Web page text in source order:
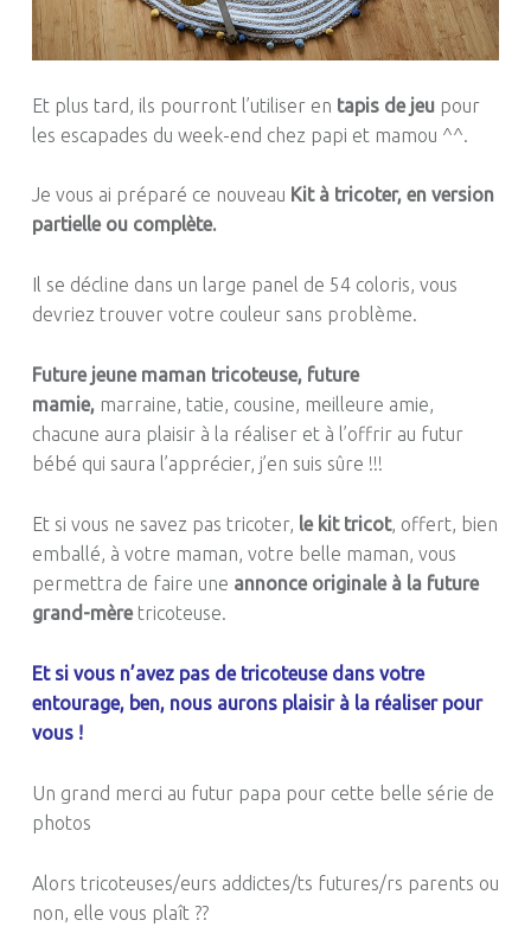
Et plus tard, ils pourront l’utiliser en tapis de jeupour
les escapades du week-end chez papi et mamou ^^
Je vous ai préparé ce nouveau Kit à tricoter, en version
partielle ou complète.
Il se décline dans un large panel de 54 coloris, vous
devriez trouver votre couleur sans problème.
Future jeune maman tricoteuse, future
mamie, marraine, tatie, cousine, meilleure amie,
chacune aura plaisir à la réaliser et à l’offrir au futur
bébé qui saura l’apprécier, j’en suis sûre !!!
Et si vous ne savez pas tricoter, le kit tricot, offert, bien
emballé, à votre maman, votre belle maman, vous
permettra de faire une annonce originale à la future
grand-mèretricoteuse.
Et si vous n’avez pas de tricoteuse dans votre
entourage, ben, nous aurons plaisir à la réaliser pour
vous !
Un grand merci au futur papa pour cette belle série de
photos
Alors tricoteuses/eurs addictes/ts futures/rs parents ou
non, elle vous plaît ??